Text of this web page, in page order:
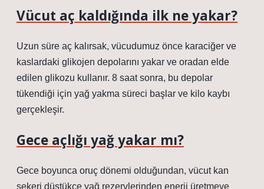
Vücut aç kaldığında ilk ne yakar?
Uzun süre aç kalırsak, vücudumuz önce karaciğer ve
kaslardaki glikojen depolarını yakar ve oradan elde
edilen glikozu kullanır. 8 saat sonra, bu depolar
tükendiği için yağ yakma süreci başlar ve kilo kaybı
gerçekleşir.
Gece açlığı yağ yakar mı?
Gece boyunca oruç dönemi olduğundan, vücut kan
şekeri düştükçe yağ rezervlerinden enerji üretmeye